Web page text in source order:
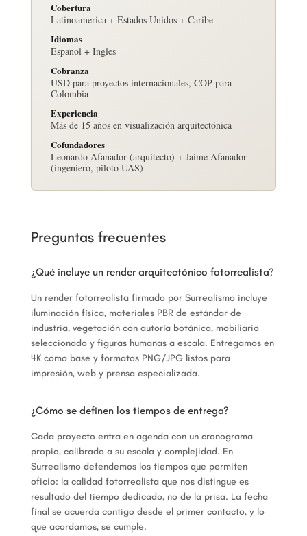
Cobertura
Latinoamerica + Estados Unidos + Caribe
Idiomas
Espanol + Ingles
Cobranza
USD para proyectos internacionales, COP para
Colombia
Experiencia
Más de 15 años en visualización arquitectónica
Cofundadores
Leonardo Afanador (arquitecto) + Jaime Afanador
(ingeniero, piloto UAS)
Preguntas frecuentes
¿Qué incluye un render arquitectónico fotorrealista?
Un render fotorrealista firmado por Surrealismo incluye
iluminación física, materiales PBR de estándar de
industria, vegetación con autoría botánica, mobiliario
seleccionado y figuras humanas a escala. Entregamos en
4K como base y formatos PNG/JPG listos para
impresión, web y prensa especializada.
¿Cómo se definen los tiempos de entrega?
Cada proyecto entra en agenda con un cronograma
propio, calibrado a su escala y complejidad. En
Surrealismo defendemos los tiempos que permiten
oficio: la calidad fotorrealista que nos distingue es
resultado del tiempo dedicado, no de la prisa. La fecha
final se acuerda contigo desde el primer contacto, y lo
que acordamos, se cumple.